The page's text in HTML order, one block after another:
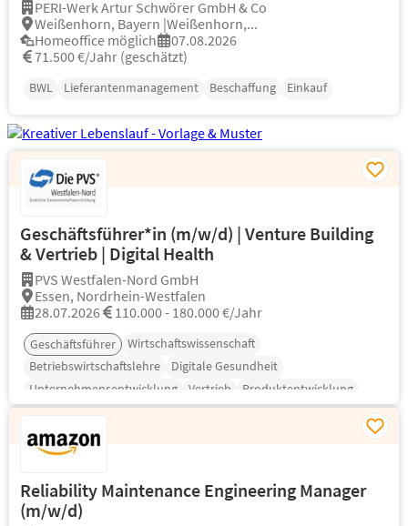
PERI-Werk Artur Schwörer GmbH & Co
Weißenhorn, Bayern |Weißenhorn,...
Homeoffice möglich
07.08.2026
71.500 €/Jahr (geschätzt)
BWL Lieferantenmanagement Beschaffung Einkauf
Geschäftsführer*in (m/w/d) | Venture Building
& Vertrieb | Digital Health
PVS Westfalen-Nord GmbH
Essen, Nordrhein-Westfalen
28.07.2026
110.000 - 180.000 €/Jahr
Geschäftsführer
Wirtschaftswissenschaft
Betriebswirtschaftslehre
Digitale Gesundheit
Unternehmensentwicklung
Vertrieb Produktentwicklung
Reliability Maintenance Engineering Manager
(m/w/d)